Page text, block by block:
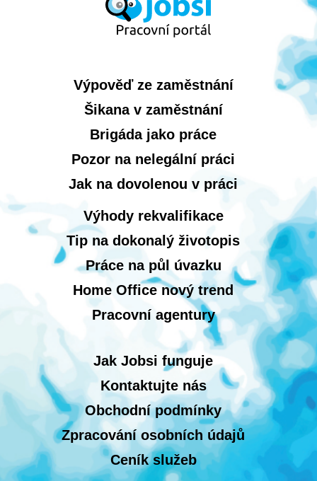
Výpověď ze zaměstnání
Šikana v zaměstnání
Brigáda jako práce
Pozor na nelegální práci
Jak na dovolenou v práci
Výhody rekvalifikace
Tip na dokonalý životopis
Práce na půl úvazku
Home Office nový trend
Pracovní agentury
Jak Jobsi funguje
Kontaktujte nás
Obchodní podmínky
Zpracování osobních údajů
Ceník služeb